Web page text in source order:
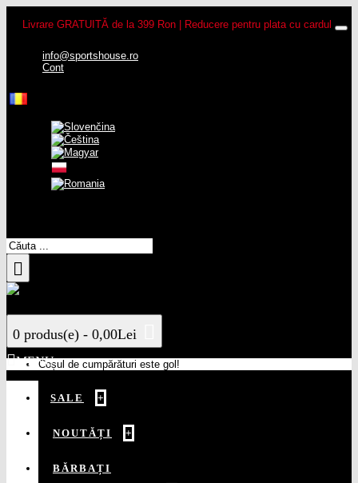
Livrare GRATUITĂ de la 399 Ron | Reducere pentru plata cu cardul
info@sportshouse.ro
Cont
0 produs(e) - 0,00Lei
Coșul de cumpărături este gol!
MENU
SALE +
NOUTĂȚI +
BĂRBAȚI